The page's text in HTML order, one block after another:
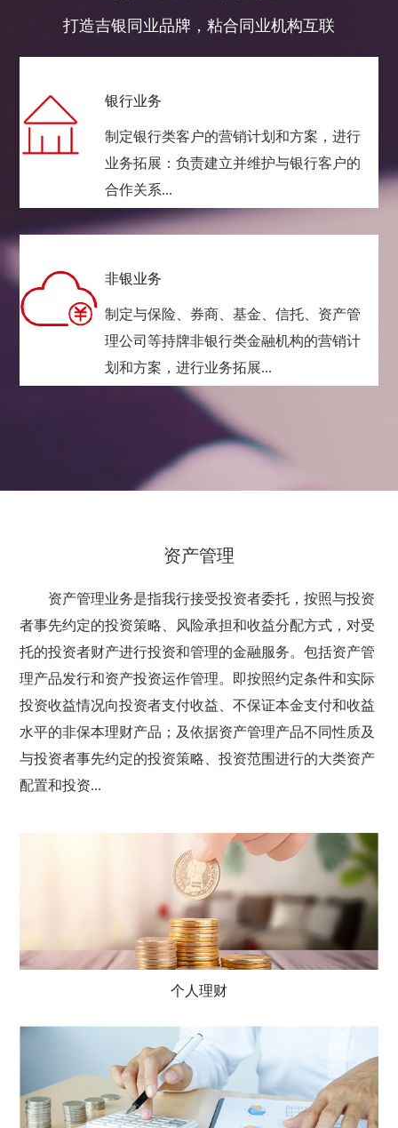
打造吉银同业品牌，粘合同业机构互联
银行业务
制定银行类客户的营销计划和方案，进行
业务拓展：负责建立并维护与银行客户的
合作关系...
非银业务
制定与保险、券商、基金、信托、资产管
理公司等持牌非银行类金融机构的营销计
划和方案，进行业务拓展...
资产管理
资产管理业务是指我行接受投资者委托，按照与投资
者事先约定的投资策略、风险承担和收益分配方式，对受
托的投资者财产进行投资和管理的金融服务。包括资产管
理产品发行和资产投资运作管理。即按照约定条件和实际
投资收益情况向投资者支付收益、不保证本金支付和收益
水平的非保本理财产品；及依据资产管理产品不同性质及
与投资者事先约定的投资策略、投资范围进行的大类资产
配置和投资...
个人理财